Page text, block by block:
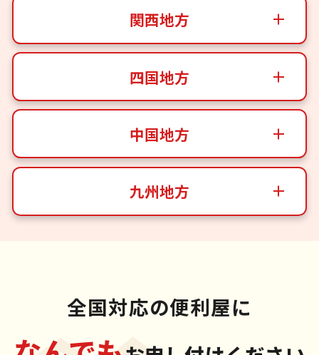
関西地方
四国地方
中国地方
九州地方
全国対応の便利屋に